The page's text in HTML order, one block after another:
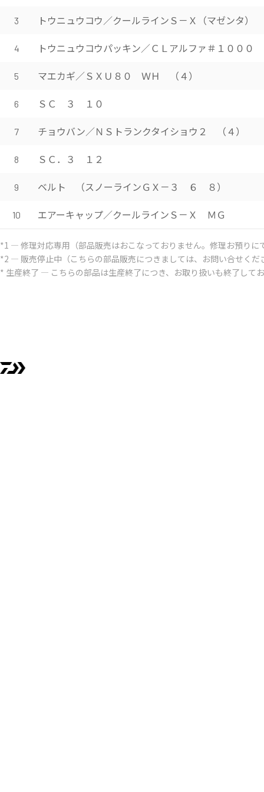
3 トウニュウコウ／クールラインＳ－Ｘ（マゼンタ）
4 トウニュウコウパッキン／ＣＬアルファ＃１０００
5 マエカギ／ＳＸＵ８０ ＷＨ （４）
6 ＳＣ ３ １０
7 チョウバン／ＮＳトランクタイショウ２ （４）
8 ＳＣ．３ １２
9 ベルト （スノーラインＧＸ－３ ６ ８）
10 エアーキャップ／クールラインＳ－Ｘ ＭＧ
*1 ― 修理対応専用（部品販売はおこなっておりません。修理お預りに
*2 ― 販売停止中（こちらの部品販売につきましては、お問い合せくだ
* 生産終了 ― こちらの部品は生産終了につき、お取り扱いも終了して